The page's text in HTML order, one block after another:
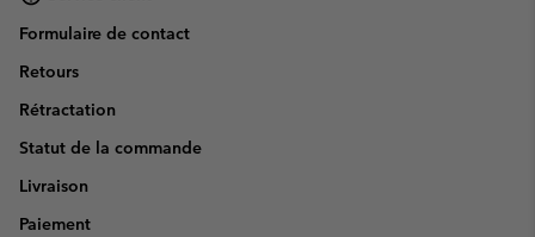
Formulaire de contact
Retours
Rétractation
Statut de la commande
Livraison
Paiement